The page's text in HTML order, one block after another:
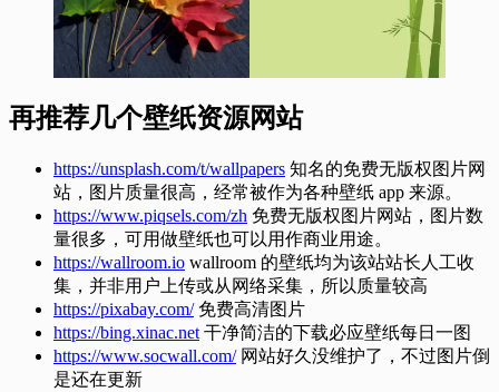
再推荐几个壁纸资源网站
https://unsplash.com/t/wallpapers 知名的免费无版权图片网
站，图片质量很高，经常被作为各种壁纸 app 来源。
https://www.piqsels.com/zh 免费无版权图片网站，图片数
量很多，可用做壁纸也可以用作商业用途。
https://wallroom.io wallroom 的壁纸均为该站站长人工收
集，并非用户上传或从网络采集，所以质量较高
https://pixabay.com/免费高清图片
https://bing.xinac.net 干净简洁的下载必应壁纸每日一图
https://www.socwall.com/网站好久没维护了，不过图片倒
是还在更新